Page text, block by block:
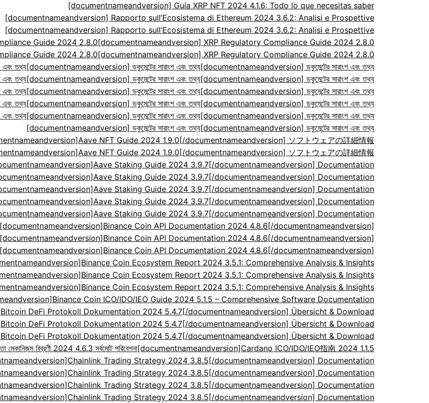
[documentnameandversion] Guía XRP NFT 2024 4.1.6: Todo lo que necesitas saber
[documentnameandversion] Rapporto sull’Ecosistema di Ethereum 2024 3.6.2: Analisi e Prospettive
[documentnameandversion] Rapporto sull’Ecosistema di Ethereum 2024 3.6.2: Analisi e Prospettive
Guide 2024 2.8.0[documentnameandversion] XRP Regulatory Compliance Guide 2024 2.8.0
Guide 2024 2.8.0[documentnameandversion] XRP Regulatory Compliance Guide 2024 2.8.0
তথ্য[documentnameandversion] ডকুমেন্টের সারাংশ এবং তথ্য[documentnameandversion] ডকুমেন্টের সারাংশ এবং তথ্য
তথ্য[documentnameandversion] ডকুমেন্টের সারাংশ এবং তথ্য[documentnameandversion] ডকুমেন্টের সারাংশ এবং তথ্য
তথ্য[documentnameandversion] ডকুমেন্টের সারাংশ এবং তথ্য[documentnameandversion] ডকুমেন্টের সারাংশ এবং তথ্য
তথ্য[documentnameandversion] ডকুমেন্টের সারাংশ এবং তথ্য[documentnameandversion] ডকুমেন্টের সারাংশ এবং তথ্য
তথ্য[documentnameandversion] ডকুমেন্টের সারাংশ এবং তথ্য[documentnameandversion] ডকুমেন্টের সারাংশ এবং তথ্য
[documentnameandversion] ডকুমেন্টের সারাংশ এবং তথ্য[documentnameandversion] ডকুমেন্টের সারাংশ এবং তথ্য
NFT Guide 2024 1.9.0[/documentnameandversion] ソフトウェアの詳細情報
NFT Guide 2024 1.9.0[/documentnameandversion] ソフトウェアの詳細情報
Staking Guide 2024 3.9.7[/documentnameandversion] Documentation
Staking Guide 2024 3.9.7[/documentnameandversion] Documentation
Staking Guide 2024 3.9.7[/documentnameandversion] Documentation
Staking Guide 2024 3.9.7[/documentnameandversion] Documentation
Staking Guide 2024 3.9.7[/documentnameandversion] Documentation
[documentnameandversion]Binance Coin API Documentation 2024 4.8.6[/documentnameandversion]
[documentnameandversion]Binance Coin API Documentation 2024 4.8.6[/documentnameandversion]
[documentnameandversion]Binance Coin API Documentation 2024 4.8.6[/documentnameandversion]
Coin Ecosystem Report 2024 3.5.1: Comprehensive Analysis & Insights
Coin Ecosystem Report 2024 3.5.1: Comprehensive Analysis & Insights
Coin Ecosystem Report 2024 3.5.1: Comprehensive Analysis & Insights
Coin ICO/IDO/IEO Guide 2024 5.1.5 – Comprehensive Software Documentation
DeFi Protokoll Dokumentation 2024 5.4.7[/documentnameandversion] Übersicht & Download
DeFi Protokoll Dokumentation 2024 5.4.7[/documentnameandversion] Übersicht & Download
DeFi Protokoll Dokumentation 2024 5.4.7[/documentnameandversion] Übersicht & Download
বিব্রণী 2024 4.6.3 সর্বমোট পরিবেশনা[documentnameandversion]Cardano ICO/IDO/IEO指南 2024 1.1.5
Trading Strategy 2024 3.8.5[/documentnameandversion] Documentation
Trading Strategy 2024 3.8.5[/documentnameandversion] Documentation
Trading Strategy 2024 3.8.5[/documentnameandversion] Documentation
Trading Strategy 2024 3.8.5[/documentnameandversion] Documentation